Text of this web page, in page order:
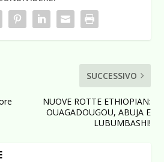
SUCCESSIVO
NUOVE ROTTE ETHIOPIAN:
OUAGADOUGOU, ABUJA E
LUBUMBASHI!